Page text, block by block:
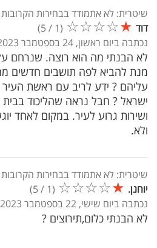
שיטרית: לא אתמודד בבחירות
דוד ★
☆
☆
☆
☆
(
1
/
5
)
נכתבה ביום ראשון, 24 בספטמבר 2023, 05:00
לא הבנתי מה הוא רוצה. שנרחם
מנת להביא לפה תושבים חדשים
עליהם ? ידע לריב עם ראשת
ישראל ? חבל נראה שהליכוד
ושירות גרוע לעיר. במקום לאחד
ולא.
שיטרית: לא אתמודד בבחירות
יוחנן. ★
☆
☆
☆
☆
(
1
/
5
)
נכתבה ביום שישי, 22 בספטמבר 2023, 12:51
לא הבנתי כלום,תירוצים ?